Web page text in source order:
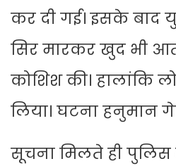
कर दी गई। इसके बाद
सिर मारकर खुद भी
कोशिश की। हालांकि
लिया। घटना हनुमान
सूचना मिलते ही पुलिस